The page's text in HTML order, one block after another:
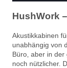
HushWork
Akustikkabinen
unabhängig von
Büro, aber in der
noch nützlicher.